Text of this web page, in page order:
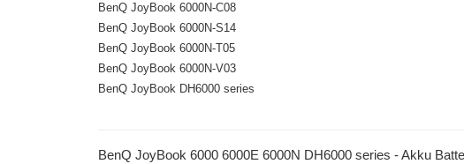
BenQ JoyBook 6000N-C08
BenQ JoyBook 6000N-S14
BenQ JoyBook 6000N-T05
BenQ JoyBook 6000N-V03
BenQ JoyBook DH6000 series
BenQ JoyBook 6000 6000E 6000N DH6000 series - Akku